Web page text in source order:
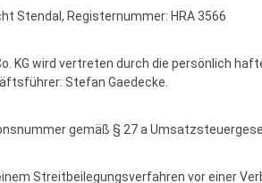
Stendal, Registernummer: HRA 3566
KG wird vertreten durch die persönlich
Stefan Gaedecke.
gemäß § 27 a
Streitbeilegungsverfahren vor einer